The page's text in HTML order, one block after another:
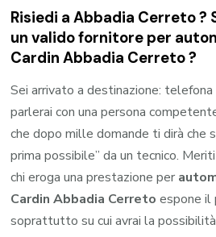
Risiedi aAbbadia Cerreto?
un valido fornitore per
Cardin Abbadia Cerreto?
Sei arrivato a destinazione:
parlerai con una persona
che dopo mille domande ti dirà che
prima possibile” da un tecnico.
chi eroga una prestazione per
Cardin Abbadia Cerreto espone il
soprattutto su cui avrai la